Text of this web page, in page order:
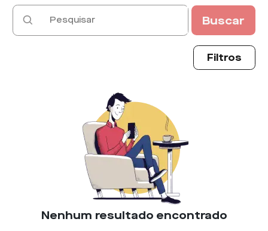
Buscar
Filtros
Nenhum resultado encontrado